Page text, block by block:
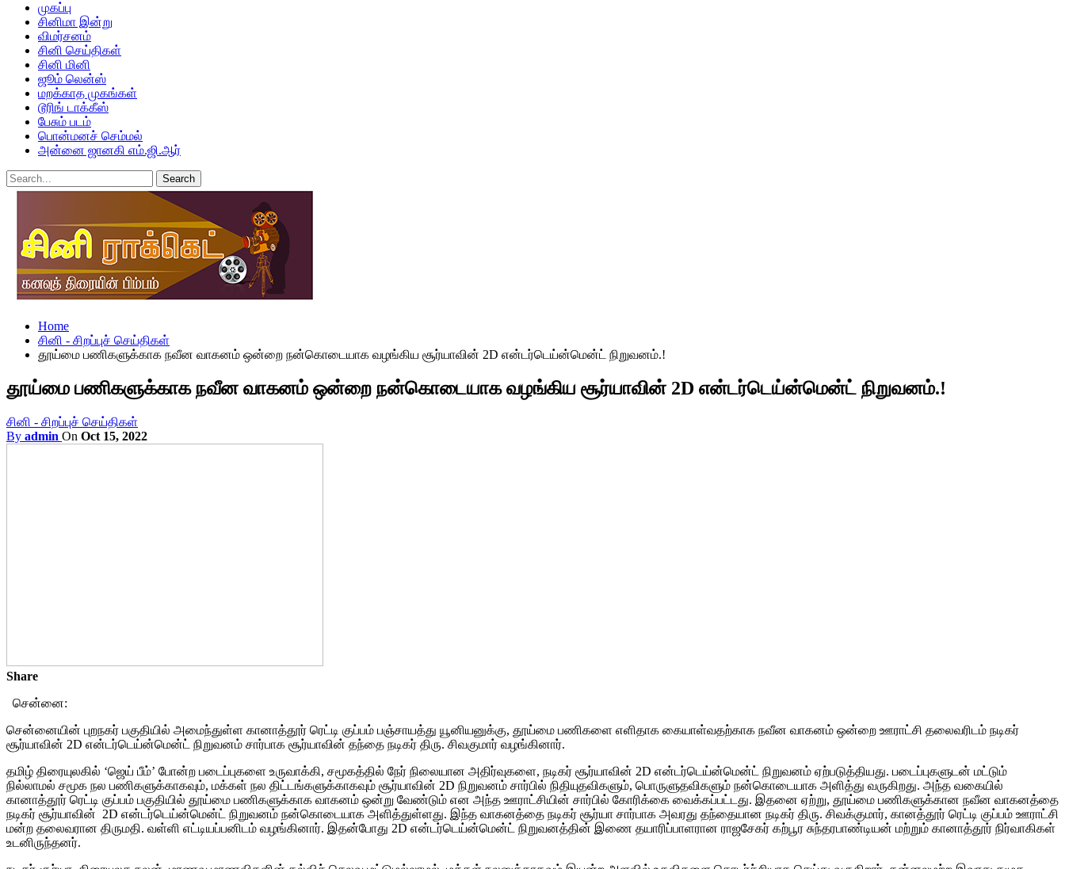
முகப்பு
சினிமா இன்று
விமர்சனம்
சினி செய்திகள்
சினி மினி
ஜூம் லென்ஸ்
மறக்காத முகங்கள்
டூரிங் டாக்கீஸ்
பேசும் படம்
பொன்மனச் செம்மல்
அன்னை ஜானகி எம்.ஜி.ஆர்
Home
சினி - சிறப்புச் செய்திகள்
தூய்மை பணிகளுக்காக நவீன வாகனம் ஒன்றை நன்கொடையாக வழங்கிய சூர்யாவின் 2D என்டர்டெய்ன்மென்ட் நிறுவனம்.!
தூய்மை பணிகளுக்காக நவீன வாகனம் ஒன்றை நன்கொடையாக வழங்கிய சூர்யாவின் 2D என்டர்டெய்ன்மென்ட் நிறுவனம்.!
சினி - சிறப்புச் செய்திகள்
By admin On Oct 15, 2022
Share
சென்னை:
சென்னையின் புறநகர் பகுதியில் அமைந்துள்ள கானாத்தூர் ரெட்டி குப்பம் பஞ்சாயத்து யூனியனுக்கு, தூய்மை பணிகளை எளிதாக கையாள்வதற்காக நவீன வாகனம் ஒன்றை ஊராட்சி தலைவரிடம் நடிகர்
சூர்யாவின் 2D என்டர்டெய்ன்மென்ட் நிறுவனம் சார்பாக சூர்யாவின் தந்தை நடிகர் திரு. சிவகுமார் வழங்கினார்.
தமிழ் திரையுலகில் ‘ஜெய் பீம்’ போன்ற படைப்புகளை உருவாக்கி, சமூகத்தில் நேர் நிலையான அதிர்வுகளை, நடிகர் சூர்யாவின் 2D என்டர்டெய்ன்மென்ட் நிறுவனம் ஏற்படுத்தியது. படைப்புகளுடன் மட்டும்
நில்லாமல் சமூக நல பணிகளுக்காகவும், மக்கள் நல திட்டங்களுக்காகவும் சூர்யாவின் 2D நிறுவனம் சார்பில் நிதியுதவிகளும், பொருளுதவிகளும் நன்கொடையாக அளித்து வருகிறது. அந்த வகையில்
கானாத்தூர் ரெட்டி குப்பம் பகுதியில் தூய்மை பணிகளுக்காக வாகனம் ஒன்று வேண்டும் என அந்த ஊராட்சியின் சார்பில் கோரிக்கை வைக்கப்பட்டது. இதனை ஏற்று, தூய்மை பணிகளுக்கான நவீன வாகனத்தை
நடிகர் சூர்யாவின் 2D என்டர்டெய்ன்மென்ட் நிறுவனம் நன்கொடையாக அளித்துள்ளது. இந்த வாகனத்தை நடிகர் சூர்யா சார்பாக அவரது தந்தையான நடிகர் திரு. சிவக்குமார், கானத்தூர் ரெட்டி குப்பம் ஊராட்சி
மன்ற தலைவரான திருமதி. வள்ளி எட்டியப்பனிடம் வழங்கினார். இதன்போது 2D என்டர்டெய்ன்மென்ட் நிறுவனத்தின் இணை தயாரிப்பாளரான ராஜசேகர் கற்பூர சுந்தரபாண்டியன் மற்றும் கானாத்தூர் நிர்வாகிகள்
உடனிருந்தனர்.